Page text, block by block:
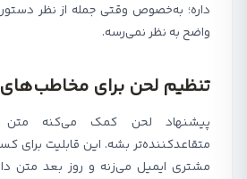
داره؛ به‌خصوص وقتی جمله از نظر
واضح به نظر نمی‌رسه.
تنظیم لحن برای
پیشنهاد لحن کمک می‌کنه متن
متقاعدکننده‌تر بشه. این قابلیت برای
مشتری ایمیل می‌زنه و روز بعد متن